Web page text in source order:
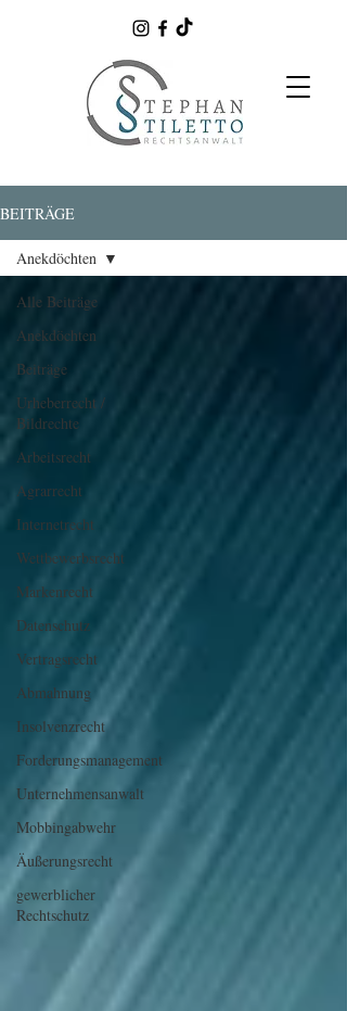
BEITRÄGE
Alle Beiträge
Anekdöchten
Beiträge
Urheberrecht /
Bildrechte
Arbeitsrecht
Agrarrecht
Internetrecht
Wettbewerbsrecht
Markenrecht
Datenschutz
Vertragsrecht
Abmahnung
Insolvenzrecht
Forderungsmanagement
Unternehmensanwalt
Mobbingabwehr
Äußerungsrecht
gewerblicher
Rechtschutz
Anekdöchten